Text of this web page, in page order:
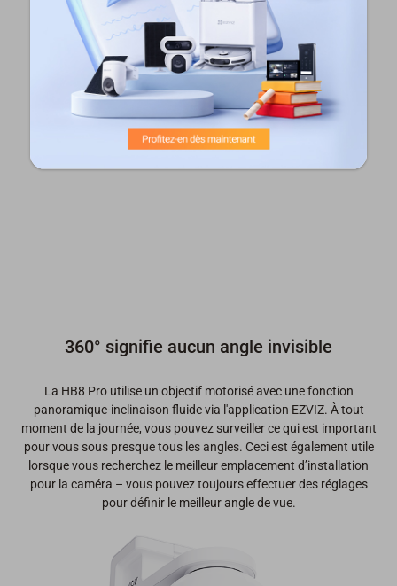
360° signifie aucun angle invisible
La HB8 Pro utilise un objectif motorisé avec une fonction
panoramique-inclinaison fluide via l'application EZVIZ. À tout
moment de la journée, vous pouvez surveiller ce qui est important
pour vous sous presque tous les angles. Ceci est également utile
lorsque vous recherchez le meilleur emplacement d’installation
pour la caméra – vous pouvez toujours effectuer des réglages
pour définir le meilleur angle de vue.